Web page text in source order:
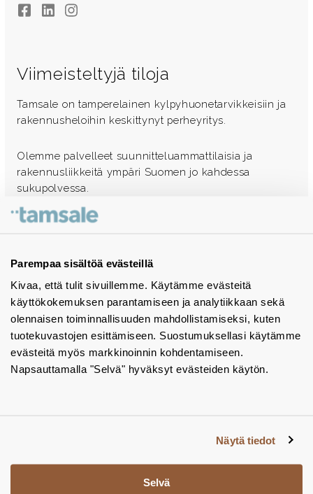
Parempaa sisältöä evästeillä
Kivaa, että tulit sivuillemme. Käytämme evästeitä
käyttökokemuksen parantamiseen ja analytiikkaan sekä
olennaisen toiminnallisuuden mahdollistamiseksi, kuten
tuotekuvastojen esittämiseen. Suostumuksellasi käytämme
evästeitä myös markkinoinnin kohdentamiseen.
Napsauttamalla "Selvä" hyväksyt evästeiden käytön.
Näytä tiedot
Selvä
FacebookLinkedInInstagram
Viimeisteltyjä tiloja
Tamsale on tamperelainen kylpyhuonetarvikkeisiin ja
rakennusheloihin keskittynyt perheyritys.
Olemme palvelleet suunnitteluammattilaisia ja
rakennusliikkeitä ympäri Suomen jo kahdessa
sukupolvessa.
Ota yhteyttä - autamme mielellämme
Tuotekuvastot
Instagram
BIM-objektit
Yhteystiedot
Tiedotteet